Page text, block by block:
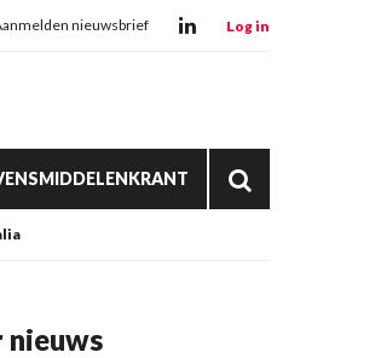
nieuwsbrief Log in